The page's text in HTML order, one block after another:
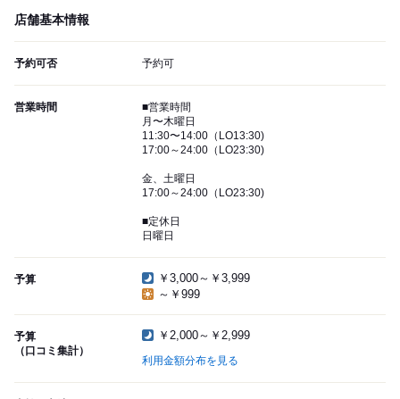
店舗基本情報
予約可否 予約可
営業時間
■営業時間
月〜木曜日
11:30〜14:00（LO13:30)
17:00～24:00（LO23:30)
金、土曜日
17:00～24:00（LO23:30)
■定休日
日曜日
予算
￥3,000～￥3,999
～￥999
予算
（口コミ集計）
￥2,000～￥2,999
利用金額分布を見る